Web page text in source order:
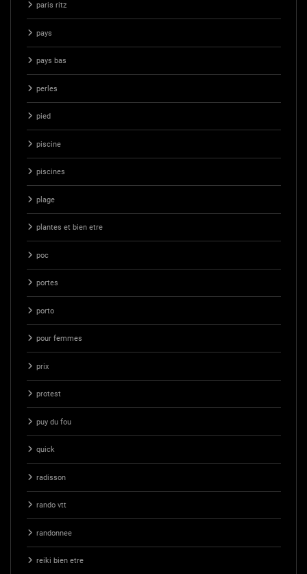
paris ritz
pays
pays bas
perles
pied
piscine
piscines
plage
plantes et bien etre
poc
portes
porto
pour femmes
prix
protest
puy du fou
quick
radisson
rando vtt
randonnee
reiki bien etre